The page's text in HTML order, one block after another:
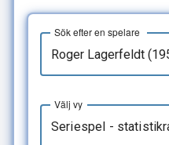
Sök efter en spelare
Seriespel -
Välj vy